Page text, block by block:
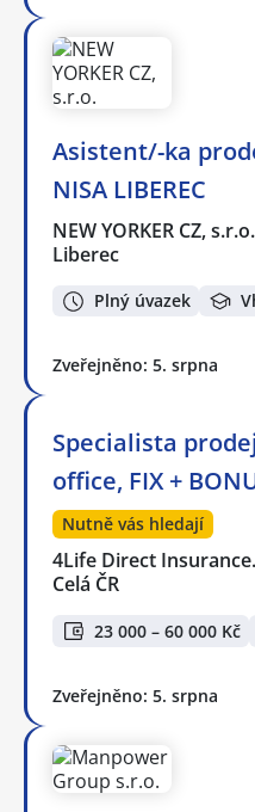
Asistent/-ka
NISA LIBEREC
NEW YORKER CZ, s.r.o.
Liberec
Plný úvazek
Zveřejněno: 5. srpna
Specialista
office, FIX +
Nutně vás hledají
4Life Direct
Celá ČR
23 000 – 60 000 Kč
Zveřejněno: 5. srpna